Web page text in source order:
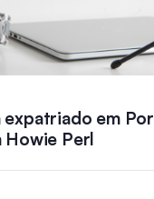
expatriado em
Howie Perl